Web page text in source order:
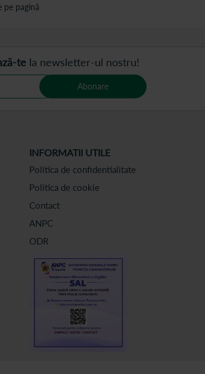
pe pagină
te la newsletter-ul nostru!
Abonare
INFORMATII UTILE
Politica de confidentialitate
Politica de cookie
Contact
ANPC
ODR